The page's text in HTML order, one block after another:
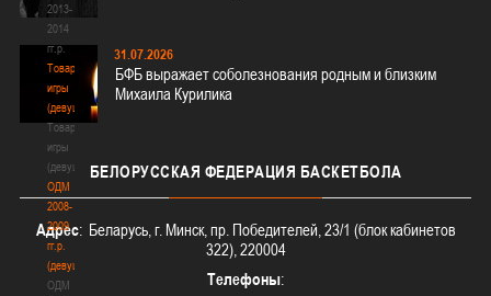
2013-
2014
гг.р.
Товарищеские
игры
(девушки)
Товарищеские
игры
(девушки)
ОДМ
2008-
2009
гг.р.
(девушки)
ОДМ
31.07.2026
БФБ выражает соболезнования родным и близким
Михаила Курилика
БЕЛОРУССКАЯ ФЕДЕРАЦИЯ БАСКЕТБОЛА
Адрес: Беларусь, г. Минск, пр. Победителей, 23/1 (блок кабинетов
322), 220004
Телефоны: